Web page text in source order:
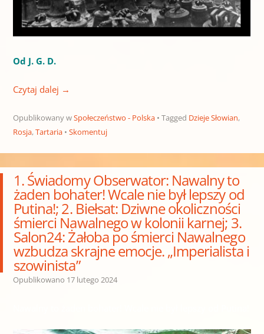
Od J. G. D.
Czytaj dalej →
Opublikowany wSpołeczeństwo - Polska Tagged Dzieje Słowian,
Rosja,Tartaria Skomentuj
1. Świadomy Obserwator: Nawalny to
żaden bohater! Wcale nie był lepszy od
Putina!; 2. Biełsat: Dziwne okoliczności
śmierci Nawalnego w kolonii karnej; 3.
Salon24: Żałoba po śmierci Nawalnego
wzbudza skrajne emocje. „Imperialista i
szowinista”
Opublikowano 17 lutego 2024